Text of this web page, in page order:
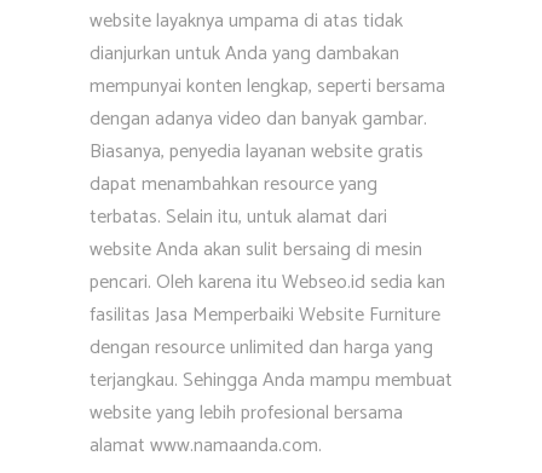
website layaknya umpama di atas tidak
dianjurkan untuk Anda yang dambakan
mempunyai konten lengkap, seperti bersama
dengan adanya video dan banyak gambar.
Biasanya, penyedia layanan website gratis
dapat menambahkan resource yang
terbatas. Selain itu, untuk alamat dari
website Anda akan sulit bersaing di mesin
pencari. Oleh karena itu Webseo.id sedia kan
fasilitas Jasa Memperbaiki Website Furniture
dengan resource unlimited dan harga yang
terjangkau. Sehingga Anda mampu membuat
website yang lebih profesional bersama
alamat www.namaanda.com.